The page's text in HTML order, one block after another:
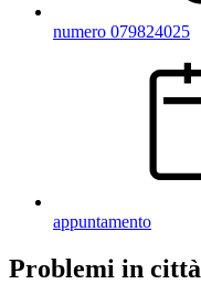
numero 079824025
appuntamento
Problemi in città